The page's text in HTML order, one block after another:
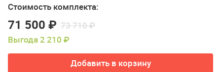
Стоимость комплекта:
71 500 ₽ 73 710 ₽
Выгода 2 210 ₽
Добавить в корзину